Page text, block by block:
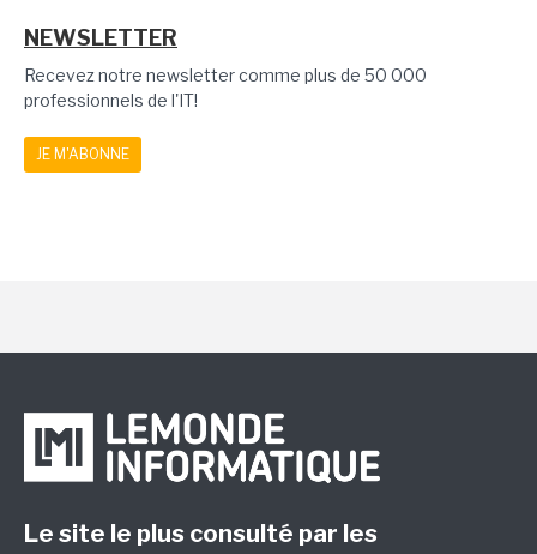
NEWSLETTER
Recevez notre newsletter comme plus de 50 000
professionnels de l'IT!
JE M'ABONNE
Le site le plus consulté par les